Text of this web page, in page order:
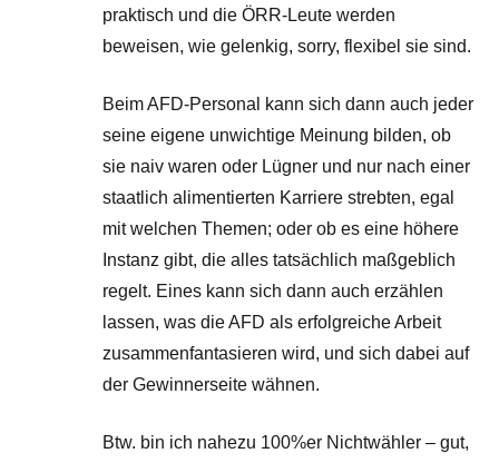
praktisch und die ÖRR-Leute werden
beweisen, wie gelenkig, sorry, flexibel sie sind.
Beim AFD-Personal kann sich dann auch jeder
seine eigene unwichtige Meinung bilden, ob
sie naiv waren oder Lügner und nur nach einer
staatlich alimentierten Karriere strebten, egal
mit welchen Themen; oder ob es eine höhere
Instanz gibt, die alles tatsächlich maßgeblich
regelt. Eines kann sich dann auch erzählen
lassen, was die AFD als erfolgreiche Arbeit
zusammenfantasieren wird, und sich dabei auf
der Gewinnerseite wähnen.
Btw. bin ich nahezu 100%er Nichtwähler – gut,